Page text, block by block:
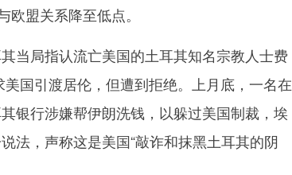
盟关系降至低点。
局指认流亡美国的土耳其知名宗教人士费
国引渡居伦，但遭到拒绝。上月底，一名在
银行涉嫌帮伊朗洗钱，以躲过美国制裁，埃
法，声称这是美国“敲诈和抹黑土耳其的阴